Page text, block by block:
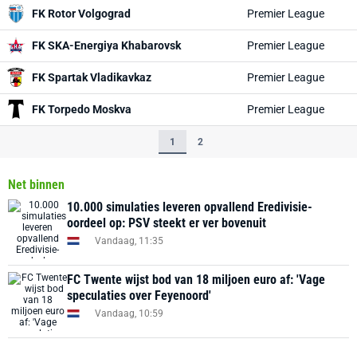
FK Rotor Volgograd Premier League
FK SKA-Energiya Khabarovsk Premier League
FK Spartak Vladikavkaz Premier League
FK Torpedo Moskva Premier League
1 2
Net binnen
10.000 simulaties leveren opvallend Eredivisie-
oordeel op: PSV steekt er ver bovenuit
Vandaag, 11:35
FC Twente wijst bod van 18 miljoen euro af: 'Vage
speculaties over Feyenoord'
Vandaag, 10:59